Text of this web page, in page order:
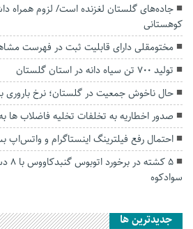
جاده‌های گلستان لغزنده است/ لزوم همراه
کوهستانی
مختومقلی دارای قابلیت ثبت در فهرست
تولید ۷۰۰ تن سیاه دانه در استان گلستان
حال ناخوش جمعیت در گلستان؛ نرخ باروری به ۱.۹
صدور اخطاریه به تخلفات تخلیه فاضلاب ها
احتمال رفع فیلترینگ اینستاگرام و
۵
سوادکوه
جديدترين ها